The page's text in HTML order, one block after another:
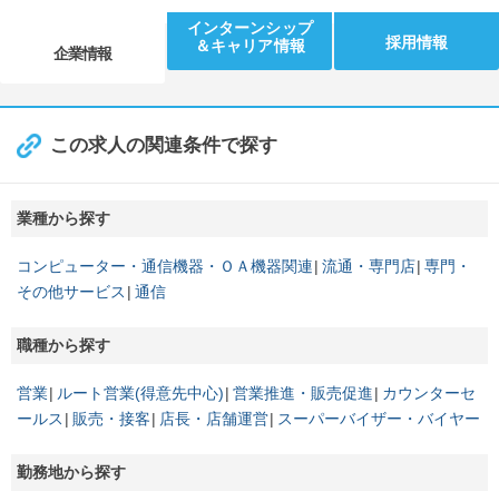
企業情報
インターンシップ
＆キャリア情報
採用情報
この求人の関連条件で探す
業種から探す
コンピューター・通信機器・ＯＡ機器関連 流通・専門店 専門・
その他サービス
通信
職種から探す
営業 ルート営業(得意先中心) 営業推進・販売促進
カウンターセ
ールス
販売・接客 店長・店舗運営 スーパーバイザー・バイヤー
勤務地から探す